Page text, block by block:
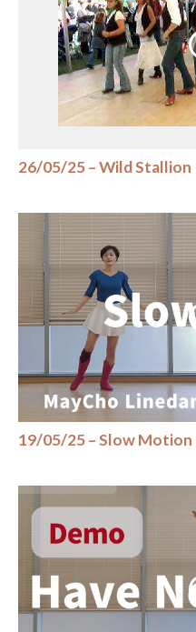
26/05/25 – Wild Stallion
19/05/25 – Slow Motion